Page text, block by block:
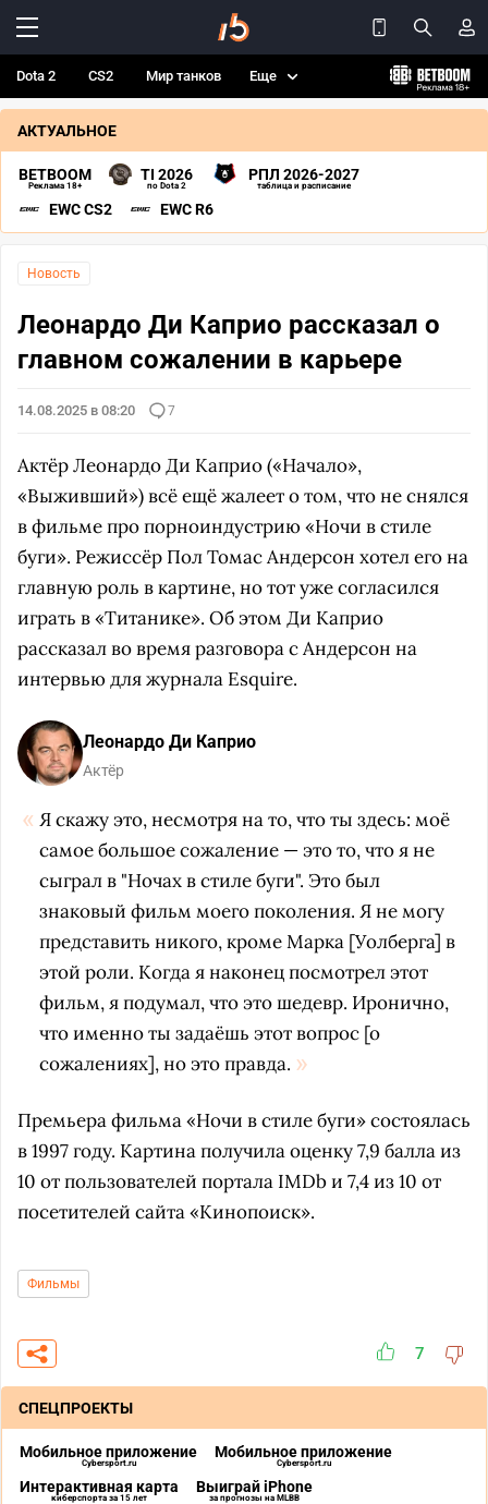
Dota 2 CS2 Мир танков Еще
АКТУАЛЬНОЕ
BETBOOM
Реклама 18+
TI 2026
по Dota 2
РПЛ 2026-2027
таблица и расписание
EWC CS2 EWC R6
Новость
Леонардо Ди Каприо рассказал о
главном сожалении в карьере
14.08.2025 в 08:20 7
Актёр Леонардо Ди Каприо («Начало»,
«Выживший») всё ещё жалеет о том, что не снялся
в фильме про порноиндустрию «Ночи в стиле
буги». Режиссёр Пол Томас Андерсон хотел его на
главную роль в картине, но тот уже согласился
играть в «Титанике». Об этом Ди Каприо
рассказал во время разговора с Андерсон на
интервью для журнала Esquire.
Леонардо Ди Каприо
Актёр
Я скажу это, несмотря на то, что ты здесь: моё
самое большое сожаление — это то, что я не
сыграл в "Ночах в стиле буги". Это был
знаковый фильм моего поколения. Я не могу
представить никого, кроме Марка [Уолберга] в
этой роли. Когда я наконец посмотрел этот
фильм, я подумал, что это шедевр. Иронично,
что именно ты задаёшь этот вопрос [о
сожалениях], но это правда.
Премьера фильма «Ночи в стиле буги» состоялась
в 1997 году. Картина получила оценку 7,9 балла из
10 от пользователей портала IMDb и 7,4 из 10 от
посетителей сайта «Кинопоиск».
Фильмы
7
СПЕЦПРОЕКТЫ
Мобильное приложение
Cybersport.ru
Мобильное приложение
Cybersport.ru
Интерактивная карта
киберспорта за 15 лет
Выиграй iPhone
за прогнозы на MLBB